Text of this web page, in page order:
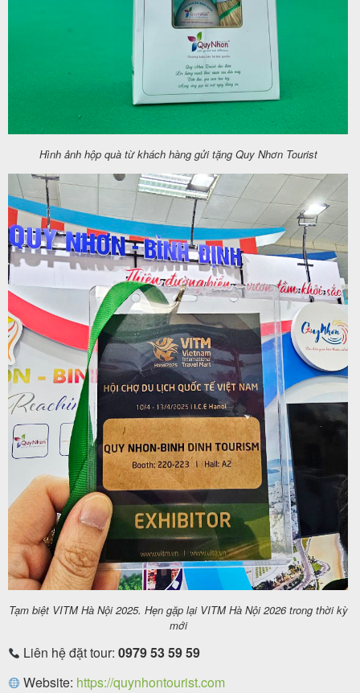
Hình ảnh hộp quà từ khách hàng gửi tặng Quy Nhơn Tourist
Tạm biệt VITM Hà Nội 2025. Hẹn gặp lại VITM Hà Nội 2026 trong thời kỳ
mới
Liên hệ đặt tour: 0979 53 59 59
Website: https://quynhontourist.com